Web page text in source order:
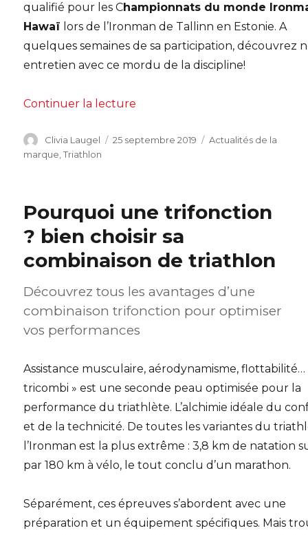
qualifié pour les Championnats du monde
Hawaï lors de l’Ironman de Tallinn en Estonie. A
quelques semaines de sa participation, découvrez
entretien avec ce mordu de la discipline!
Continuer la lecture
Auteur
Clivia Laugel
Publié
25 septembre 2019 Catégories
Actualités de la
marque ,Triathlon
Pourquoi une trifonction
? bien choisir sa
combinaison de triathlon
Découvrez tous les avantages d’une
combinaison trifonction pour optimiser
vos performances
Assistance musculaire, aérodynamisme, flottabilité…
tricombi » est une seconde peau optimisée pour la
performance du triathlète. L’alchimie idéale du
et de la technicité. De toutes les variantes du
l’Ironman est la plus extrême : 3,8 km de natation
par 180 km à vélo, le tout conclu d’un marathon.
Séparément, ces épreuves s’abordent avec une
préparation et un équipement spécifiques. Mais